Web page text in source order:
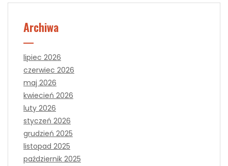
Archiwa
lipiec 2026
czerwiec 2026
maj 2026
kwiecień 2026
luty 2026
styczeń 2026
grudzień 2025
listopad 2025
październik 2025